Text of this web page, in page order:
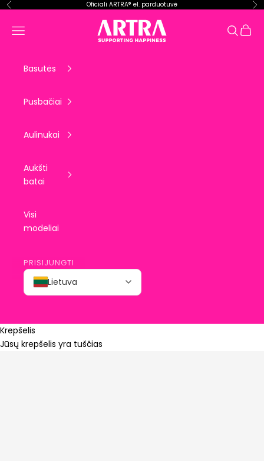
Pereiti prie turinio
Ankstesnis Oficiali ARTRA® el. parduotuvė
ARTRA EU
Meniu Paieška
Basutės
Pusbačiai
Aulinukai
Aukšti
batai
Visi
modeliai
PRISIJUNGTI
Lietuva
Krepšelis
Jūsų krepšelis yra tuščias